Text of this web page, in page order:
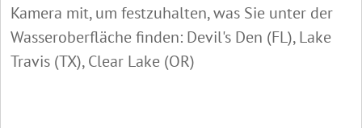
Kamera mit, um festzuhalten, was Sie unter der
Wasseroberfläche finden: Devil's Den (FL), Lake
Travis (TX), Clear Lake (OR)